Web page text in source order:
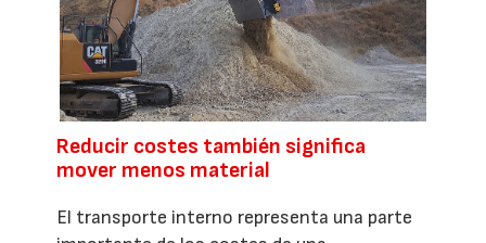
Reducir costes también significa
mover menos material
El transporte interno representa una parte